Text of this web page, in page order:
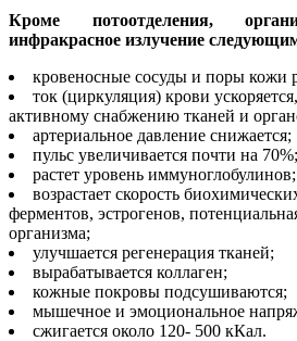
Кроме потоотделения,
инфракрасное излучение
кровеносные сосуды и поры кожи
ток (циркуляция) крови
активному снабжению тканей и
артериальное давление снижается;
пульс увеличивается почти на 70%;
растет уровень иммуноглобулинов;
возрастает скорость
ферментов, эстрогенов,
организма;
улучшается регенерация тканей;
вырабатывается коллаген;
кожные покровы подсушиваются;
мышечное и эмоциональное
сжигается около 120- 500 кКал.